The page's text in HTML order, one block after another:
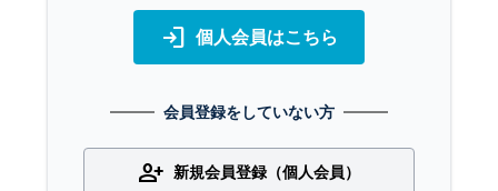
login 個人会員はこちら
会員登録をしていない方
person_add 新規会員登録（個人会員）